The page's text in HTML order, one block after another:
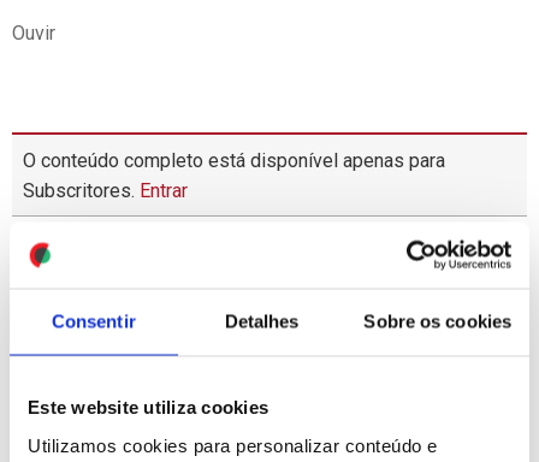
Consentir Detalhes Sobre os cookies
Este website utiliza cookies
Utilizamos cookies para personalizar conteúdo e
Ouvir
O conteúdo completo está disponível apenas para
Subscritores. Entrar
MAIS
subsídios na sequência de relatório da IGF
2
Peça "Cock" com encenação de Ricardo Neves-Neves